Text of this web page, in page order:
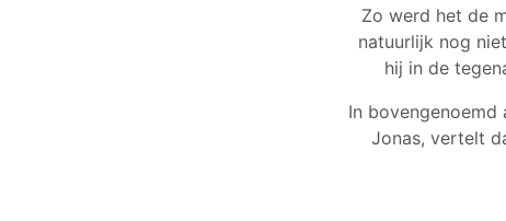
Zo werd het de
natuurlijk nog
hij in de
In
Jonas, vertelt